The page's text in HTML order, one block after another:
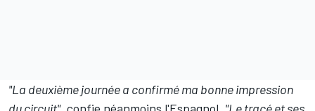
"La deuxième journée a confirmé ma bonne impression